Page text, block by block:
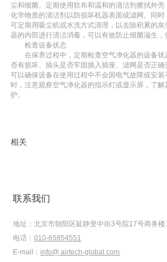
尘和细菌。定期使用软布和温和的清洁剂擦拭外
化学物质的清洁剂以防损坏机器表面或滤网。同时
可定期用吸尘机或水洗方式清理，以去除积累的
器的内部进行清洁消毒，可以有效防止细菌滋生，
检查设备状态
在保养过程中，定期检查空气净化器的设备状
否有损坏、插头是否牢固插入插座、滤网是否正
可以确保设备在使用过程中不会因电气故障或安
时，注意观察空气净化器的指示灯或显示屏，了
护。
相关
联系我们
地址：北京市朝阳区延静里中街3号院17号商务楼
电话：010-65854551
E-mail： info@ airtech-global.com